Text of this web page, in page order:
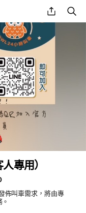
share
專用）
佈叫車需求，將由專